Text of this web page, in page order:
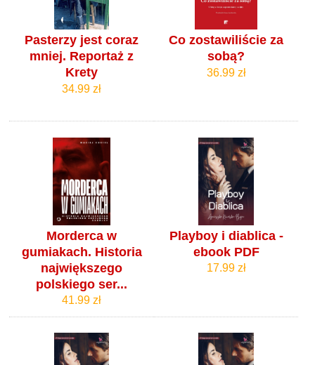
Pasterzy jest coraz
mniej. Reportaż z
Krety
34.99 zł
Co zostawiliście za
sobą?
36.99 zł
Morderca w
gumiakach. Historia
największego
polskiego ser...
41.99 zł
Playboy i diablica -
ebook PDF
17.99 zł